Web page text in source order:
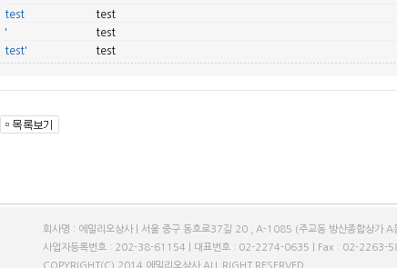
test
test
'
test
test'
test
회사명 : 에밀리오상사 | 서울 중구 동호로37길 20 , A-1085 (주교동 방산종합상가
사업자등록번호 : 202-38-61154 | 대표번호 : 02-2274-0635 | Fax : 02-2263-
COPYRIGHT(C) 2014 에밀리오상사 ALL RIGHT RESERVED.